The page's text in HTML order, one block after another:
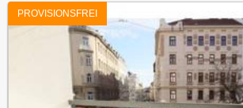
PROVISIONSFREI